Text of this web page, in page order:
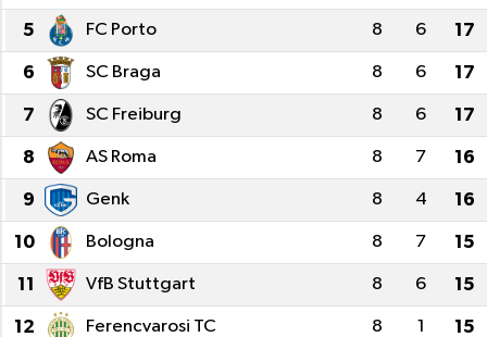
5 FC Porto 8 6 17
6 SC Braga 8 6 17
7 SC Freiburg 8 6 17
8 AS Roma 8 7 16
9 Genk 8 4 16
10 Bologna 8 7 15
11 VfB Stuttgart 8 6 15
12 Ferencvarosi TC 8 1 15
Son Dakika Haberleri
Haber Arşivi